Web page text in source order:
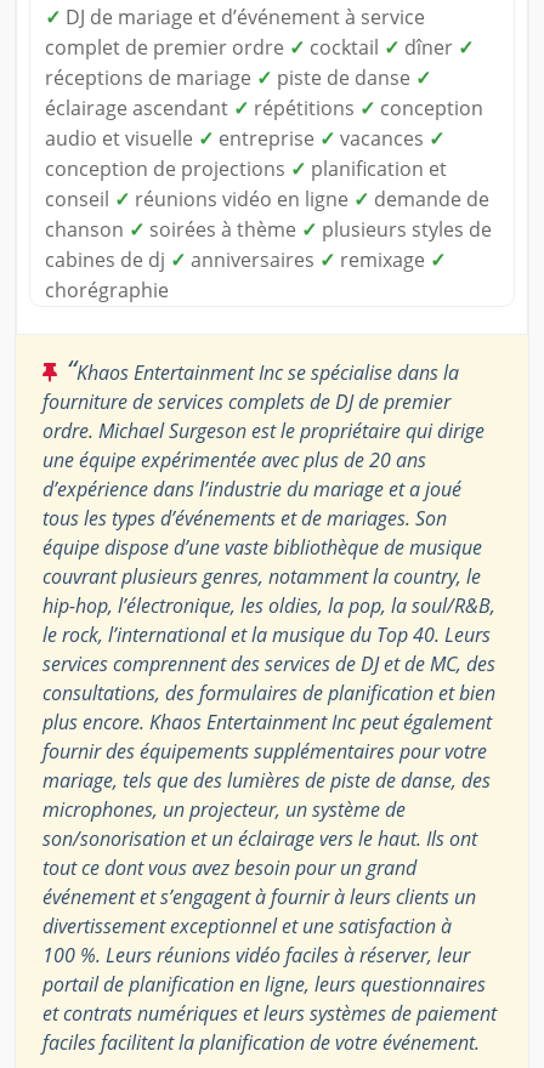
✓ DJ de mariage et d’événement à service
complet de premier ordre ✓ cocktail ✓ dîner ✓
réceptions de mariage ✓ piste de danse ✓
éclairage ascendant ✓ répétitions ✓ conception
audio et visuelle ✓ entreprise ✓ vacances ✓
conception de projections ✓ planification et
conseil ✓ réunions vidéo en ligne ✓ demande de
chanson ✓ soirées à thème ✓ plusieurs styles de
cabines de dj ✓ anniversaires ✓ remixage ✓
chorégraphie
“Khaos Entertainment Inc se spécialise dans la
fourniture de services complets de DJ de premier
ordre. Michael Surgeson est le propriétaire qui dirige
une équipe expérimentée avec plus de 20 ans
d’expérience dans l’industrie du mariage et a joué
tous les types d’événements et de mariages. Son
équipe dispose d’une vaste bibliothèque de musique
couvrant plusieurs genres, notamment la country, le
hip-hop, l’électronique, les oldies, la pop, la soul/R&B,
le rock, l’international et la musique du Top 40. Leurs
services comprennent des services de DJ et de MC, des
consultations, des formulaires de planification et bien
plus encore. Khaos Entertainment Inc peut également
fournir des équipements supplémentaires pour votre
mariage, tels que des lumières de piste de danse, des
microphones, un projecteur, un système de
son/sonorisation et un éclairage vers le haut. Ils ont
tout ce dont vous avez besoin pour un grand
événement et s’engagent à fournir à leurs clients un
divertissement exceptionnel et une satisfaction à
100 %. Leurs réunions vidéo faciles à réserver, leur
portail de planification en ligne, leurs questionnaires
et contrats numériques et leurs systèmes de paiement
faciles facilitent la planification de votre événement.